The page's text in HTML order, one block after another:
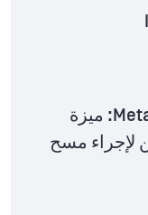
إصدار MetaDefender™ Drive .4.7: ميزة
لإجراء مسح